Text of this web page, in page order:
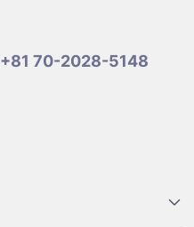
+81 70-2028-5148